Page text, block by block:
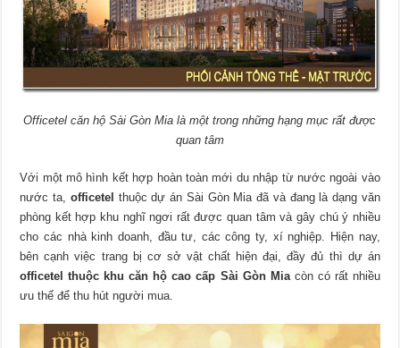
Officetel căn hộ Sài Gòn Mia là một trong những hạng mục rất được
quan tâm
Với một mô hình kết hợp hoàn toàn mới du nhập từ nước ngoài vào
nước ta, officetel thuộc dự án Sài Gòn Mia đã và đang là dạng văn
phòng kết hợp khu nghĩ ngơi rất được quan tâm và gây chú ý nhiều
cho các nhà kinh doanh, đầu tư, các công ty, xí nghiệp. Hiện nay,
bên cạnh việc trang bị cơ sở vật chất hiện đại, đầy đủ thì dự án
officetel thuộc khu căn hộ cao cấp Sài Gòn Miacòn có rất nhiều
ưu thế để thu hút người mua.